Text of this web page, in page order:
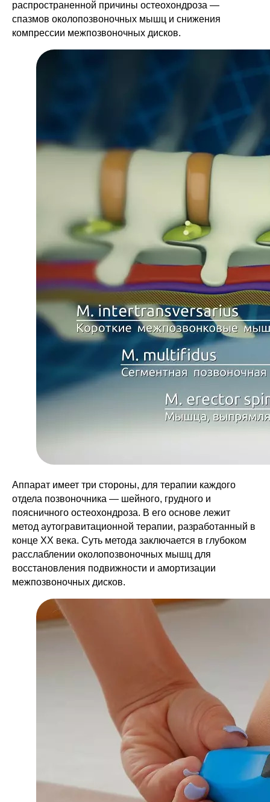
распространенной причины остеохондроза —
спазмов околопозвоночных мышц и снижения
компрессии межпозвоночных дисков.
Аппарат имеет три стороны, для терапии каждого
отдела позвоночника — шейного, грудного и
поясничного остеохондроза. В его основе лежит
метод аутогравитационной терапии, разработанный в
конце XX века. Суть метода заключается в глубоком
расслаблении околопозвоночных мышц для
восстановления подвижности и амортизации
межпозвоночных дисков.